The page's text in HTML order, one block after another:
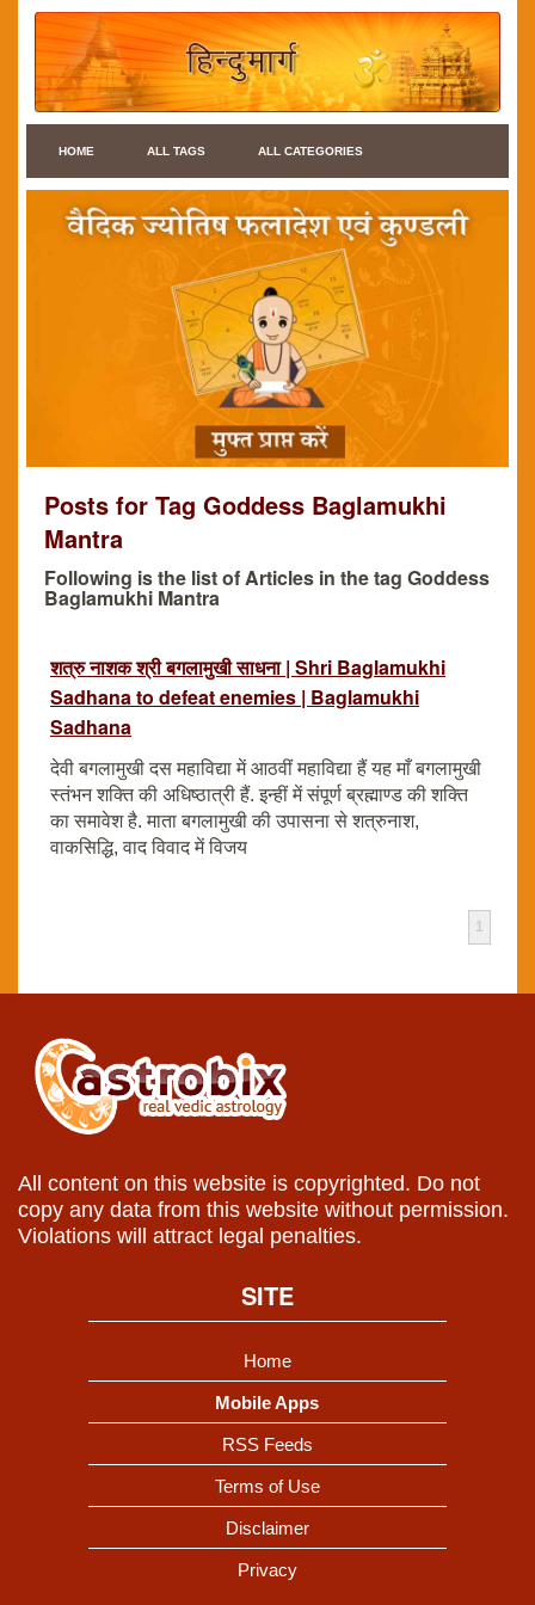
HOME ALL TAGS ALL CATEGORIES
Posts for Tag Goddess Baglamukhi
Mantra
Following is the list of Articles in the tag Goddess
Baglamukhi Mantra
शत्रु नाशक श्री बगलामुखी साधना | Shri Baglamukhi
Sadhana to defeat enemies | Baglamukhi
Sadhana
देवी बगलामुखी दस महाविद्या में आठवीं महाविद्या हैं यह माँ बगलामुखी
स्तंभन शक्ति की अधिष्ठात्री हैं. इन्हीं में संपूर्ण ब्रह्माण्ड की शक्ति
का समावेश है. माता बगलामुखी की उपासना से शत्रुनाश,
वाकसिद्धि, वाद विवाद में विजय
1
All content on this website is copyrighted. Do not
copy any data from this website without permission.
Violations will attract legal penalties.
SITE
Home
Mobile Apps
RSS Feeds
Terms of Use
Disclaimer
Privacy